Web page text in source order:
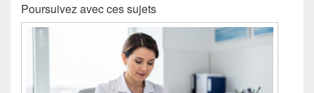
Poursuivez avec ces sujets